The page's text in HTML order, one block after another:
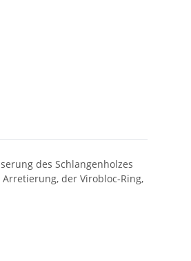
des Schlangenholzes
der Virobloc-Ring,